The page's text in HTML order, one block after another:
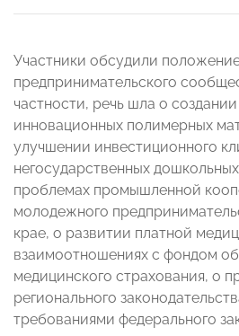
Участники обсудили
предпринимательского
частности, речь шла о
инновационных полимерных
улучшении инвестиционного
негосударственных
проблемах промышленной
молодежного
крае, о развитии платной
взаимоотношениях с фондом
медицинского страхования, о
регионального
требованиями федерального